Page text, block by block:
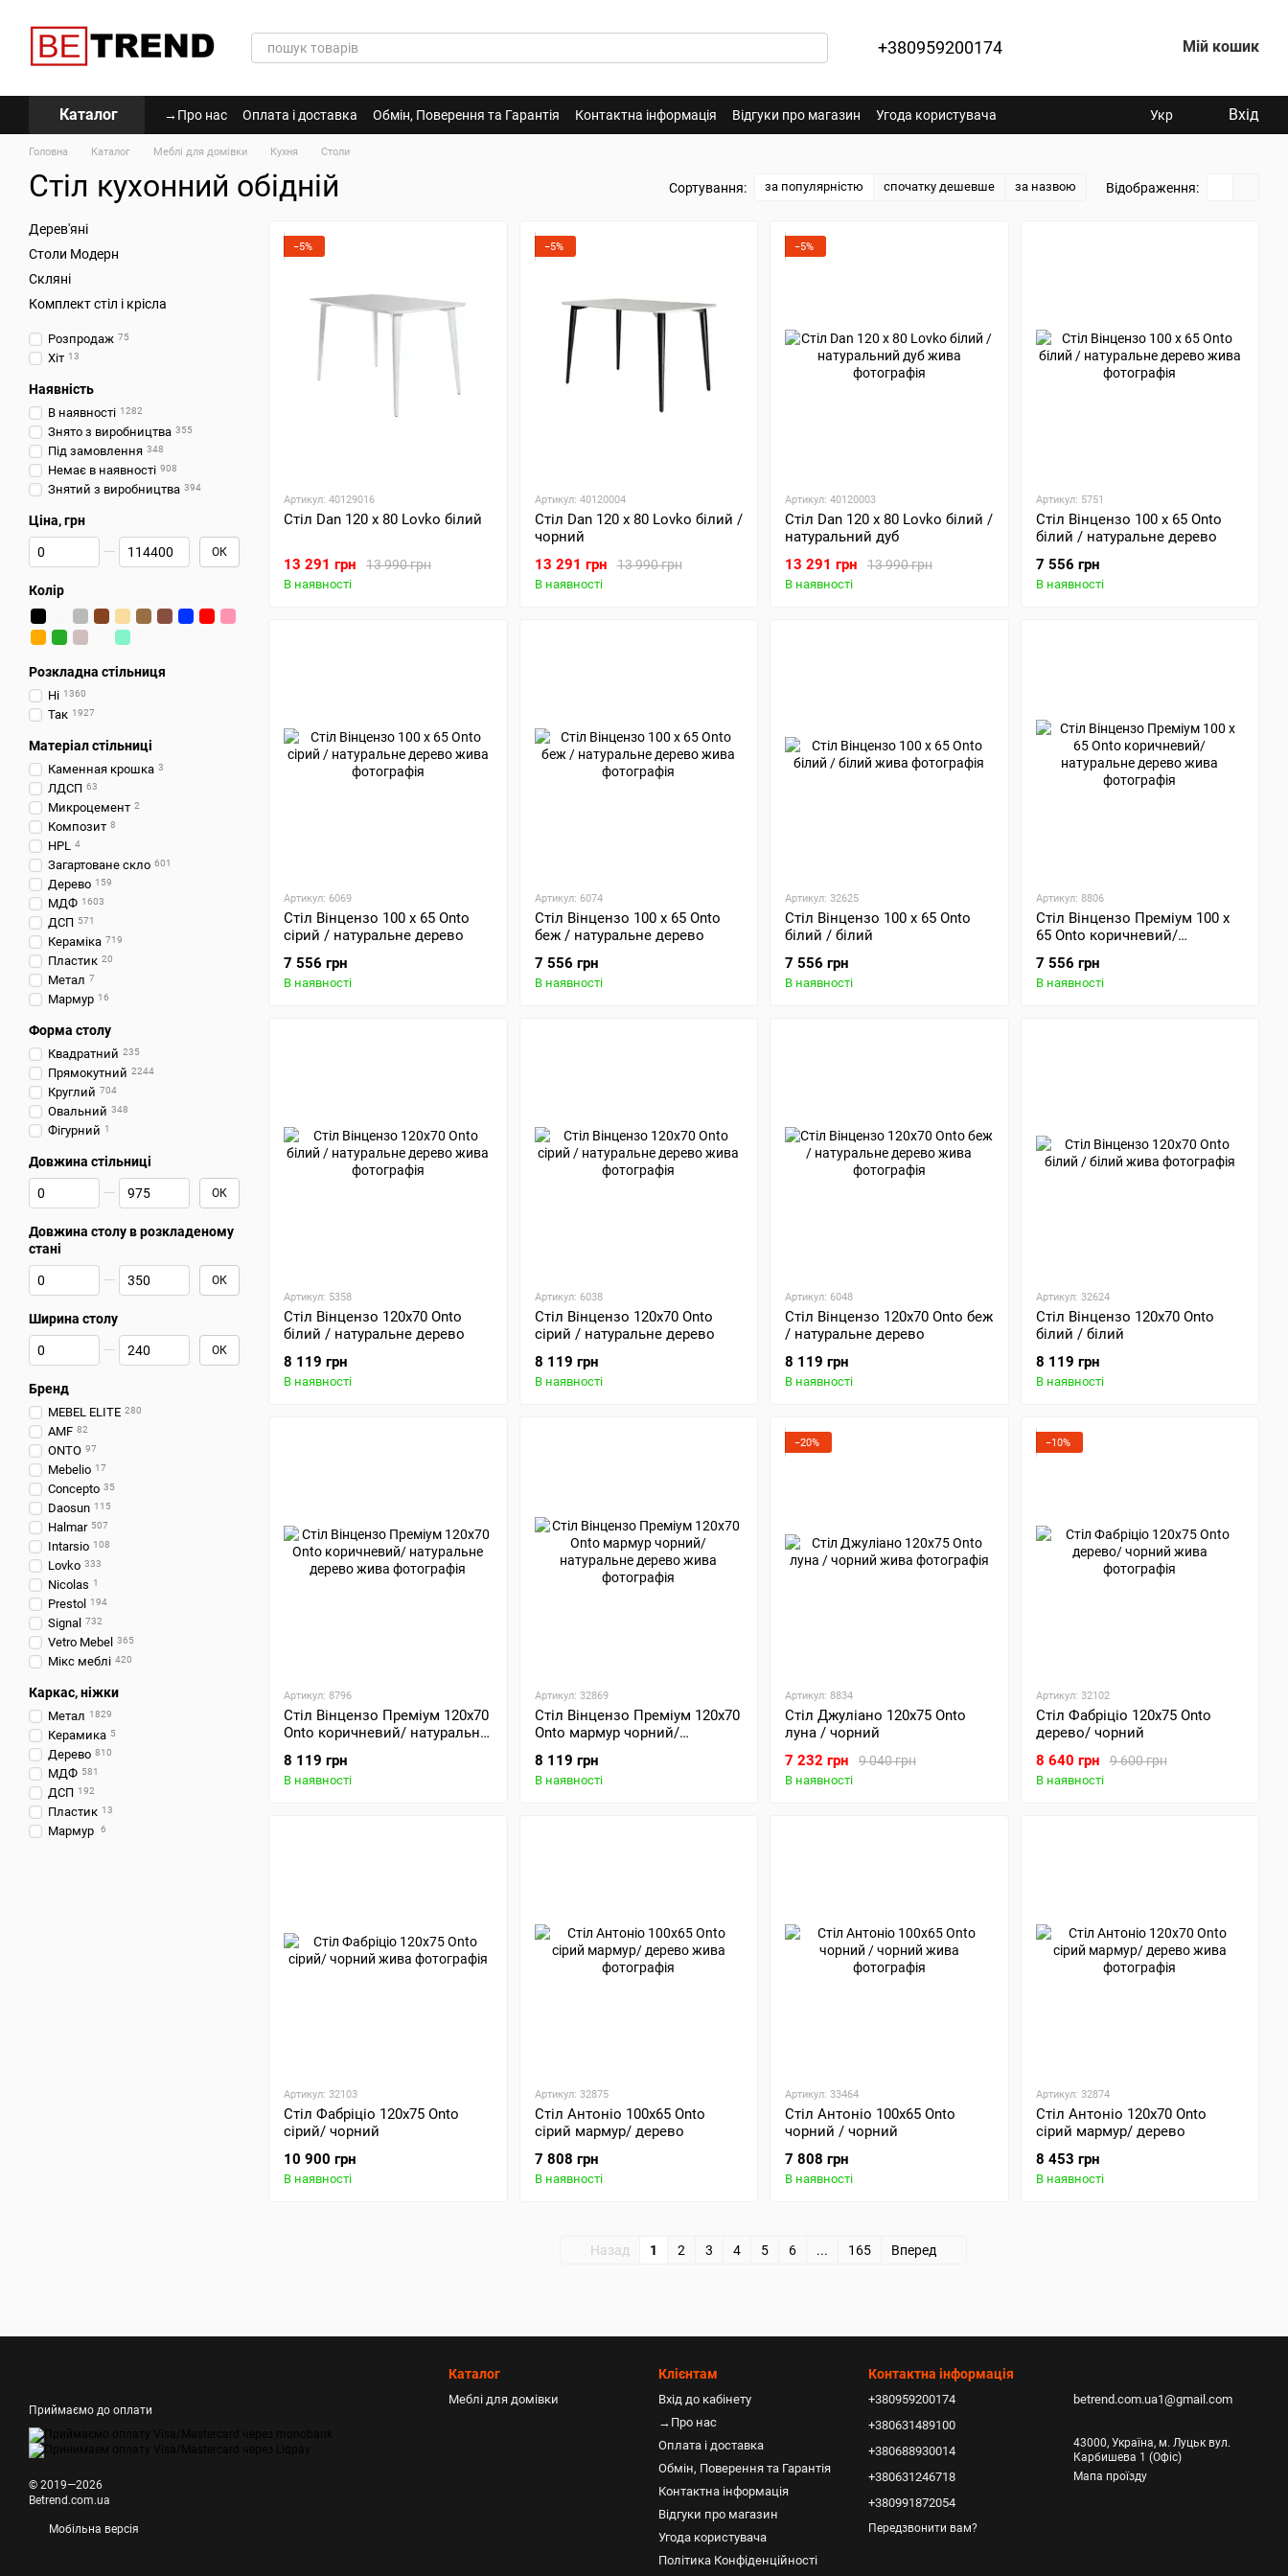
+380959200174 Мій кошик
Каталог →Про нас Оплата і доставка Обмін, Поверення та Гарантія Контактна інформація Відгуки про магазин
Угода користувача
Політика Конфіденційності
Укр Вхід
Головна Каталог Меблі для домівки Кухня Столи
Стіл кухонний обідній Сортування: за популярністю спочатку дешевше за назвою Відображення:
−5%
Артикул: 40129016
Стіл Dan 120 х 80 Lovko білий
13 990 грн
13 291 грн
В наявності
−5%
Артикул: 40120004
Стіл Dan 120 х 80 Lovko білий /
чорний
13 990 грн
13 291 грн
В наявності
−5%
Артикул: 40120003
Стіл Dan 120 х 80 Lovko білий /
натуральний дуб
13 990 грн
13 291 грн
В наявності
Артикул: 5751
Стіл Вінцензо 100 х 65 Onto
білий / натуральне дерево
7 556 грн
В наявності
Артикул: 6069
Стіл Вінцензо 100 х 65 Onto
сірий / натуральне дерево
7 556 грн
В наявності
Артикул: 6074
Стіл Вінцензо 100 х 65 Onto
беж / натуральне дерево
7 556 грн
В наявності
Артикул: 32625
Стіл Вінцензо 100 х 65 Onto
білий / білий
7 556 грн
В наявності
Артикул: 8806
Стіл Вінцензо Преміум 100 х
65 Onto коричневий/
7 556 грн
В наявності
Артикул: 5358
Стіл Вінцензо 120х70 Onto
білий / натуральне дерево
8 119 грн
В наявності
Артикул: 6038
Стіл Вінцензо 120х70 Onto
сірий / натуральне дерево
8 119 грн
В наявності
Артикул: 6048
Стіл Вінцензо 120х70 Onto беж
/ натуральне дерево
8 119 грн
В наявності
Артикул: 32624
Стіл Вінцензо 120х70 Onto
білий / білий
8 119 грн
В наявності
Артикул: 8796
Стіл Вінцензо Преміум 120х70
Onto коричневий/ натуральне
8 119 грн
В наявності
Артикул: 32869
Стіл Вінцензо Преміум 120х70
Onto мармур чорний/
8 119 грн
В наявності
−20%
Артикул: 8834
Стіл Джуліано 120х75 Onto
луна / чорний
9 040 грн
7 232 грн
В наявності
−10%
Артикул: 32102
Стіл Фабріціо 120х75 Onto
дерево/ чорний
9 600 грн
8 640 грн
В наявності
Артикул: 32103
Стіл Фабріціо 120х75 Onto
сірий/ чорний
10 900 грн
В наявності
Артикул: 32875
Стіл Антоніо 100х65 Onto
сірий мармур/ дерево
7 808 грн
В наявності
Артикул: 33464
Стіл Антоніо 100х65 Onto
чорний / чорний
7 808 грн
В наявності
Артикул: 32874
Стіл Антоніо 120х70 Onto
сірий мармур/ дерево
8 453 грн
В наявності
Назад 1 2 3 4 5 6 ... 165 Вперед
Дерев'яні
Столи Модерн
Скляні
Комплект стіл і крісла
Розпродаж 75
Хіт 13
Наявність
В наявності 1282
Знято з виробництва 355
Під замовлення 348
Немає в наявності 908
Знятий з виробництва 394
Ціна, грн
Від Ціна, грн
До Ціна, грн ОК
Колір
Розкладна стільниця
Ні 1360
Так 1927
Матеріал стільниці
Каменная крошка 3
ЛДСП 63
Микроцемент 2
Композит 8
HPL 4
Загартоване скло 601
Дерево 159
МДФ 1603
ДСП 571
Кераміка 719
Пластик 20
Метал 7
Мармур 16
Форма столу
Квадратний 235
Прямокутний 2244
Круглий 704
Овальний 348
Фігурний 1
Довжина стільниці
Від Довжина стільниці
До Довжина стільниці ОК
Довжина столу в розкладеному
стані
Від Довжина столу в розкладеному стані
До Довжина столу в розкладеному стані
ОК
Ширина столу
Від Ширина столу
До Ширина столу ОК
Бренд
MEBEL ELITE 280
AMF 82
ONTO 97
Mebelio 17
Concepto 35
Daosun 115
Halmar 507
Intarsio 108
Lovko 333
Nicolas 1
Prestol 194
Signal 732
Vetro Mebel 365
Мікс меблі 420
Каркас, ніжки
Метал 1829
Керамика 5
Дерево 810
МДФ 581
ДСП 192
Пластик 13
Мармур 6
Приймаємо до оплати
© 2019—2026
Betrend.com.ua
Мобільна версія
Каталог
Меблі для домівки
Клієнтам
Вхід до кабінету
→Про нас
Оплата і доставка
Обмін, Поверення та Гарантія
Контактна інформація
Відгуки про магазин
Угода користувача
Політика Конфіденційності
Контактна інформація
+380959200174
+380631489100
+380688930014
+380631246718
+380991872054
Передзвонити вам?
betrend.com.ua1@gmail.com
43000, Україна, м. Луцьк вул.
Карбишева 1 (Офіс)
Мапа проїзду